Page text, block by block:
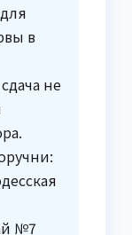
в
не
№7